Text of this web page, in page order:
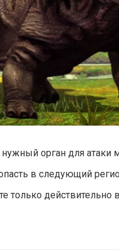
орган для
в следующий
только